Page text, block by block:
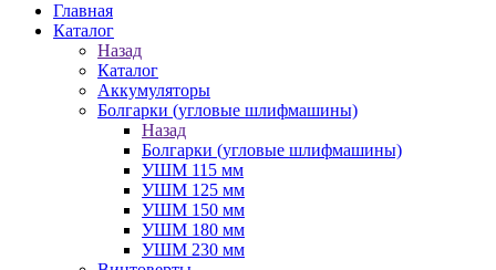
Главная
Каталог
Назад
Каталог
Аккумуляторы
Болгарки (угловые шлифмашины)
Назад
Болгарки (угловые шлифмашины)
УШМ 115 мм
УШМ 125 мм
УШМ 150 мм
УШМ 180 мм
УШМ 230 мм